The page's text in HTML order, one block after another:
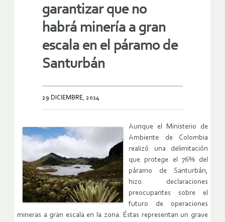
garantizar que no
habrá minería a gran
escala en el páramo de
Santurbán
29 DICIEMBRE, 2014
Aunque el Ministerio de
Ambiente de Colombia
realizó una delimitación
que protege el 76% del
páramo de Santurbán,
hizo declaraciones
preocupantes sobre el
futuro de operaciones
mineras a gran escala en la zona. Éstas representan un grave